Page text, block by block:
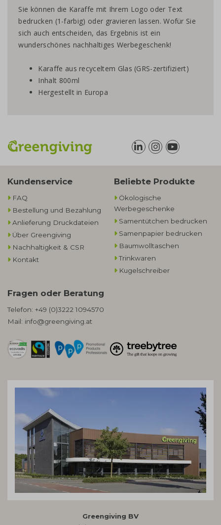
Sie können die Karaffe mit Ihrem Logo oder Text
bedrucken (1-farbig) oder gravieren lassen. Wofür Sie
sich auch entscheiden, das Ergebnis ist ein
wunderschönes nachhaltiges Werbegeschenk!
Karaffe aus recyceltem Glas (GRS-zertifiziert)
Inhalt 800ml
Hergestellt in Europa
Kundenservice
FAQ
Bestellung und Bezahlung
Anlieferung Druckdateien
Über Greengiving
Nachhaltigkeit & CSR
Kontakt
Beliebte Produkte
Ökologische
Werbegeschenke​
Samentütchen bedrucken
Samenpapier bedrucken
Baumwolltaschen​
Trinkwaren
Kugelschreiber
Fragen oder Beratung
Telefon: +49 (0)3222 1094570
Mail: info@greengiving.at
Greengiving BV